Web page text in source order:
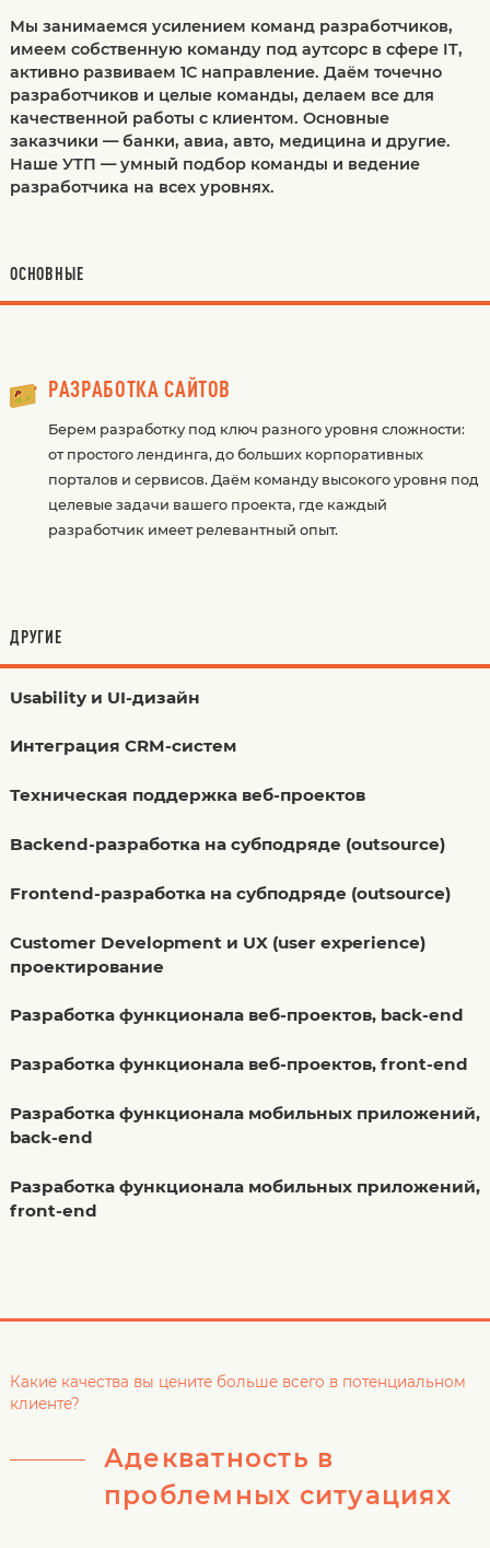
Мы занимаемся усилением команд разработчиков,
имеем собственную команду под аутсорс в сфере IT,
активно развиваем 1С направление. Даём точечно
разработчиков и целые команды, делаем все для
качественной работы с клиентом. Основные
заказчики — банки, авиа, авто, медицина и другие.
Наше УТП — умный подбор команды и ведение
разработчика на всех уровнях.
ОСНОВНЫЕ
РАЗРАБОТКА САЙТОВ
Берем разработку под ключ разного уровня сложности:
от простого лендинга, до больших корпоративных
порталов и сервисов. Даём команду высокого уровня под
целевые задачи вашего проекта, где каждый
разработчик имеет релевантный опыт.
ДРУГИЕ
Usability и UI-дизайн
Интеграция CRM-систем
Техническая поддержка веб-проектов
Backend-разработка на субподряде (outsource)
Frontend-разработка на субподряде (outsource)
Customer Development и UX (user experience)
проектирование
Разработка функционала веб-проектов, back-end
Разработка функционала веб-проектов, front-end
Разработка функционала мобильных приложений,
back-end
Разработка функционала мобильных приложений,
front-end
Какие качества вы цените больше всего в потенциальном
клиенте?
Адекватность в
проблемных ситуациях